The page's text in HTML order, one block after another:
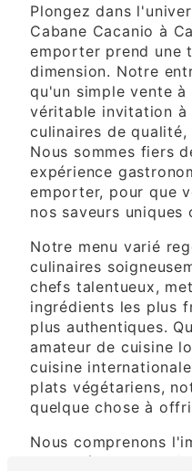
Plongez dans
Cabane Cacanio à
emporter prend une
dimension. Notre
qu'un simple vente
véritable invitation à
culinaires de
Nous sommes fiers
expérience
emporter, pour que
nos saveurs uniques
Notre menu varié
culinaires
chefs talentueux,
ingrédients les plus
plus authentiques.
amateur de cuisine
cuisine
plats végétariens,
quelque chose à
Nous comprenons
praticité sans